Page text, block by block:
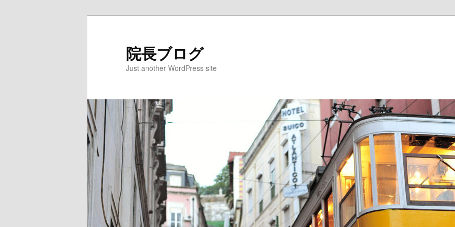
院長ブログ
Just another WordPress site